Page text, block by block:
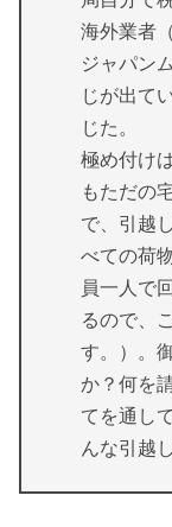
海外業者
ジャパン
じが出て
じた。
極め付け
もただの
で、引越
べての荷
員一人で
るので、
す。）。
か？何を
てを通し
んな引越